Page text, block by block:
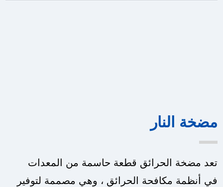
مضخة النار
تعد مضخة الحرائق قطعة حاسمة من المعدات
في أنظمة مكافحة الحرائق ، وهي مصممة لتوفير